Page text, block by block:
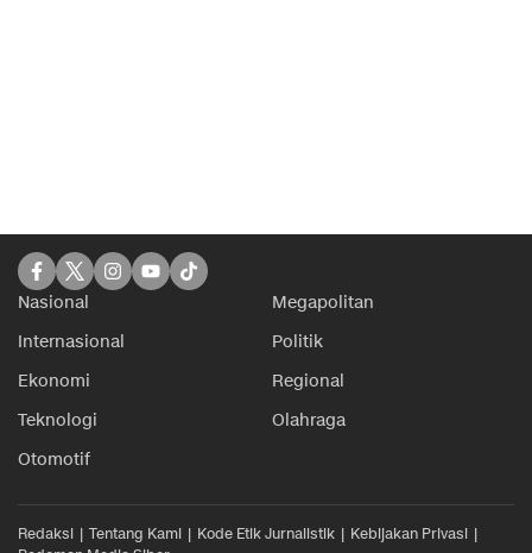
Nasional
Megapolitan
Internasional
Politik
Ekonomi
Regional
Teknologi
Olahraga
Otomotif
Redaksi Tentang Kami Kode Etik Jurnalistik
Kebijakan Privasi